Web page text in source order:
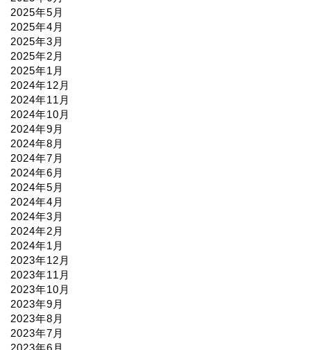
2025年5月
2025年4月
2025年3月
2025年2月
2025年1月
2024年12月
2024年11月
2024年10月
2024年9月
2024年8月
2024年7月
2024年6月
2024年5月
2024年4月
2024年3月
2024年2月
2024年1月
2023年12月
2023年11月
2023年10月
2023年9月
2023年8月
2023年7月
2023年6月